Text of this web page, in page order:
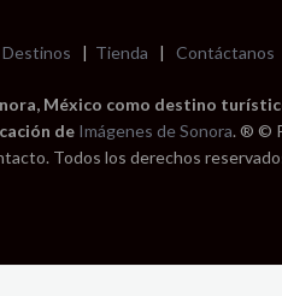
Destinos | Tienda | Contáctanos
México como destino
de Imágenes de Sonora. ® ©
Todos los derechos